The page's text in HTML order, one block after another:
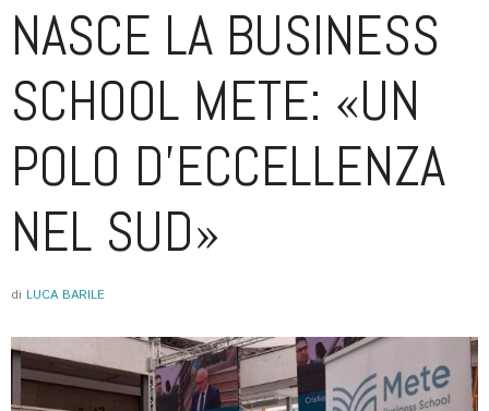
NASCE LA BUSINESS
SCHOOL METE: «UN
POLO D’ECCELLENZA
NEL SUD»
di LUCA BARILE